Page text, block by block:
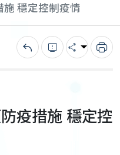
穩定控制疫情
回上一頁錯誤回報
分享 列
疫措施 穩定控